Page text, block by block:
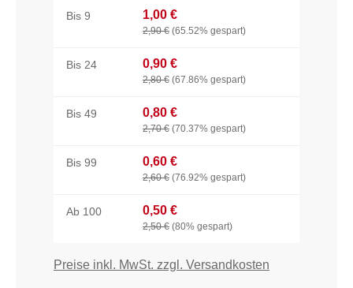
Bis 9 1,00 €
2,90 € (65.52% gespart)
Bis 24 0,90 €
2,80 € (67.86% gespart)
Bis 49 0,80 €
2,70 € (70.37% gespart)
Bis 99 0,60 €
2,60 € (76.92% gespart)
Ab 100 0,50 €
2,50 € (80% gespart)
Preise inkl. MwSt. zzgl. Versandkosten